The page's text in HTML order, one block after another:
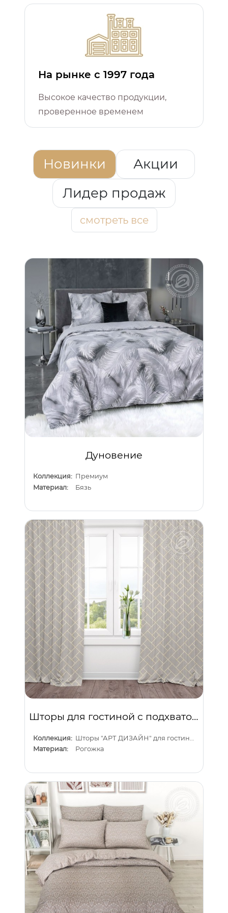
На рынке с 1997 года
Высокое качество продукции,
проверенное временем
Новинки
Акции
Лидер продаж
смотреть все
Дуновение
Коллекция: Премиум
Материал:
Бязь
Шторы для гостиной с подхватом Плаза
Коллекция:
Материал:
Рогожка